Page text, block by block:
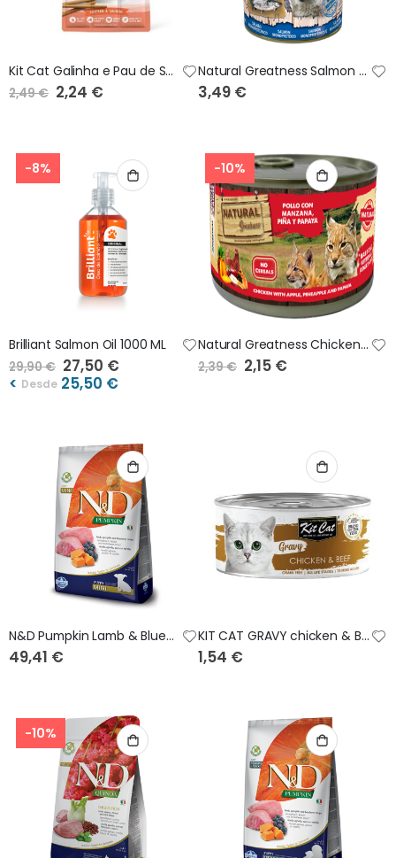
Kit Cat Galinha e Pau de Salmão para Gatos 15 gr
2,49 € Preço
Especial
2,24 €
Natural Greatness Salmon Monoprotein 400g
3,49 €
-8%
Brilliant Salmon Oil 1000 ML
29,90 € Preço
Especial
27,50 €
< Desde 25,50 €
-10%
Natural Greatness Chicken Apple Pineaple Papaya 185g
2,39 € Preço
Especial
2,15 €
N&D Pumpkin Lamb & Blueberry Puppy Mini Canine 7Kg
49,41 €
KIT CAT GRAVY chicken & Beef 70gr
1,54 €
-10%